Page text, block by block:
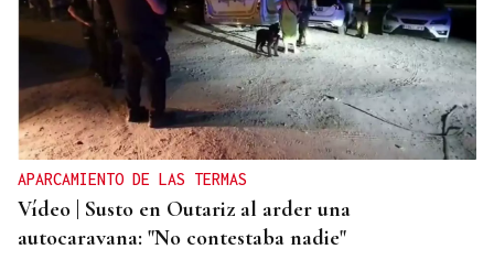
APARCAMIENTO DE LAS TERMAS
Vídeo | Susto en Outariz al arder una
autocaravana: "No contestaba nadie"